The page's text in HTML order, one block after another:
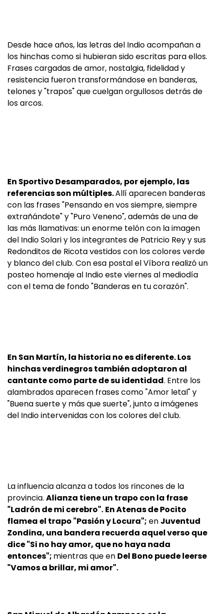
Desde hace años, las letras del Indio acompañan a
los hinchas como si hubieran sido escritas para ellos.
Frases cargadas de amor, nostalgia, fidelidad y
resistencia fueron transformándose en banderas,
telones y "trapos" que cuelgan orgullosos detrás de
los arcos.
En Sportivo Desamparados, por ejemplo, las
referencias son múltiples.Allí aparecen banderas
con las frases "Pensando en vos siempre, siempre
extrañándote" y "Puro Veneno", además de una de
las más llamativas: un enorme telón con la imagen
del Indio Solari y los integrantes de Patricio Rey y sus
Redonditos de Ricota vestidos con los colores verde
y blanco del club. Con esa postal el Víbora realizó un
posteo homenaje al Indio este viernes al mediodía
con el tema de fondo "Banderas en tu corazón".
En San Martín, la historia no es diferente. Los
hinchas verdinegros también adoptaron al
cantante como parte de su identidad. Entre los
alambrados aparecen frases como "Amor letal" y
"Buena suerte y más que suerte", junto a imágenes
del Indio intervenidas con los colores del club.
La influencia alcanza a todos los rincones de la
provincia. Alianza tiene un trapo con la frase
"Ladrón de mi cerebro". En Atenas de Pocito
flamea el trapo "Pasión y Locura"; en Juventud
Zondina, una bandera recuerda aquel verso que
dice "Si no hay amor, que no haya nada
entonces"; mientras que en Del Bono puede leerse
"Vamos a brillar, mi amor".